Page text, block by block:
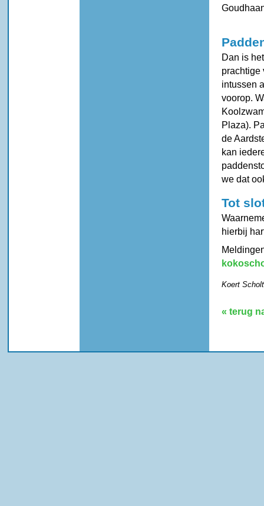
Dan is
prachtige
intussen
voorop.
Plaza).
de
kan
we dat
Tot
hierbij
Koert
« terug